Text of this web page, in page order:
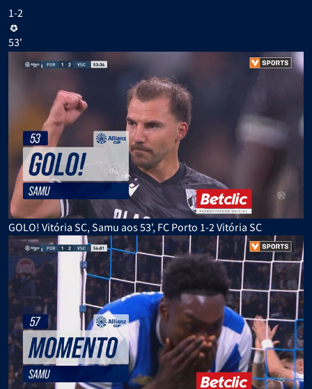
1-2
53'
GOLO! Vitória SC, Samu aos 53', FC Porto 1-2 Vitória SC